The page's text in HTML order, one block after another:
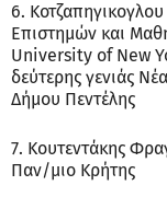
6.
Επιστημών και
University of New
δεύτερης γενιάς
Δήμου Πεντέλης
7. Κουτεντάκης
Παν/μιο Κρήτης